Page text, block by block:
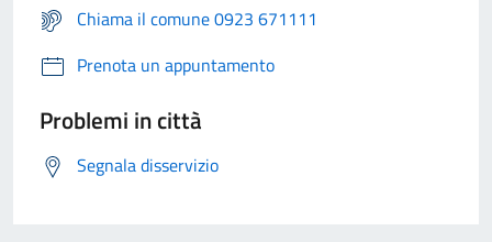
Chiama il comune 0923 671111
Prenota un appuntamento
Problemi in città
Segnala disservizio